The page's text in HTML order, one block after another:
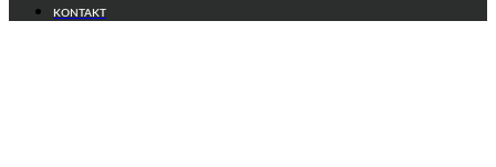
KONTAKT